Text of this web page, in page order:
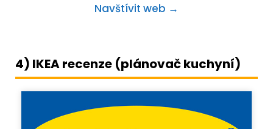
Navštívit web →
4) IKEA recenze (plánovač kuchyní)